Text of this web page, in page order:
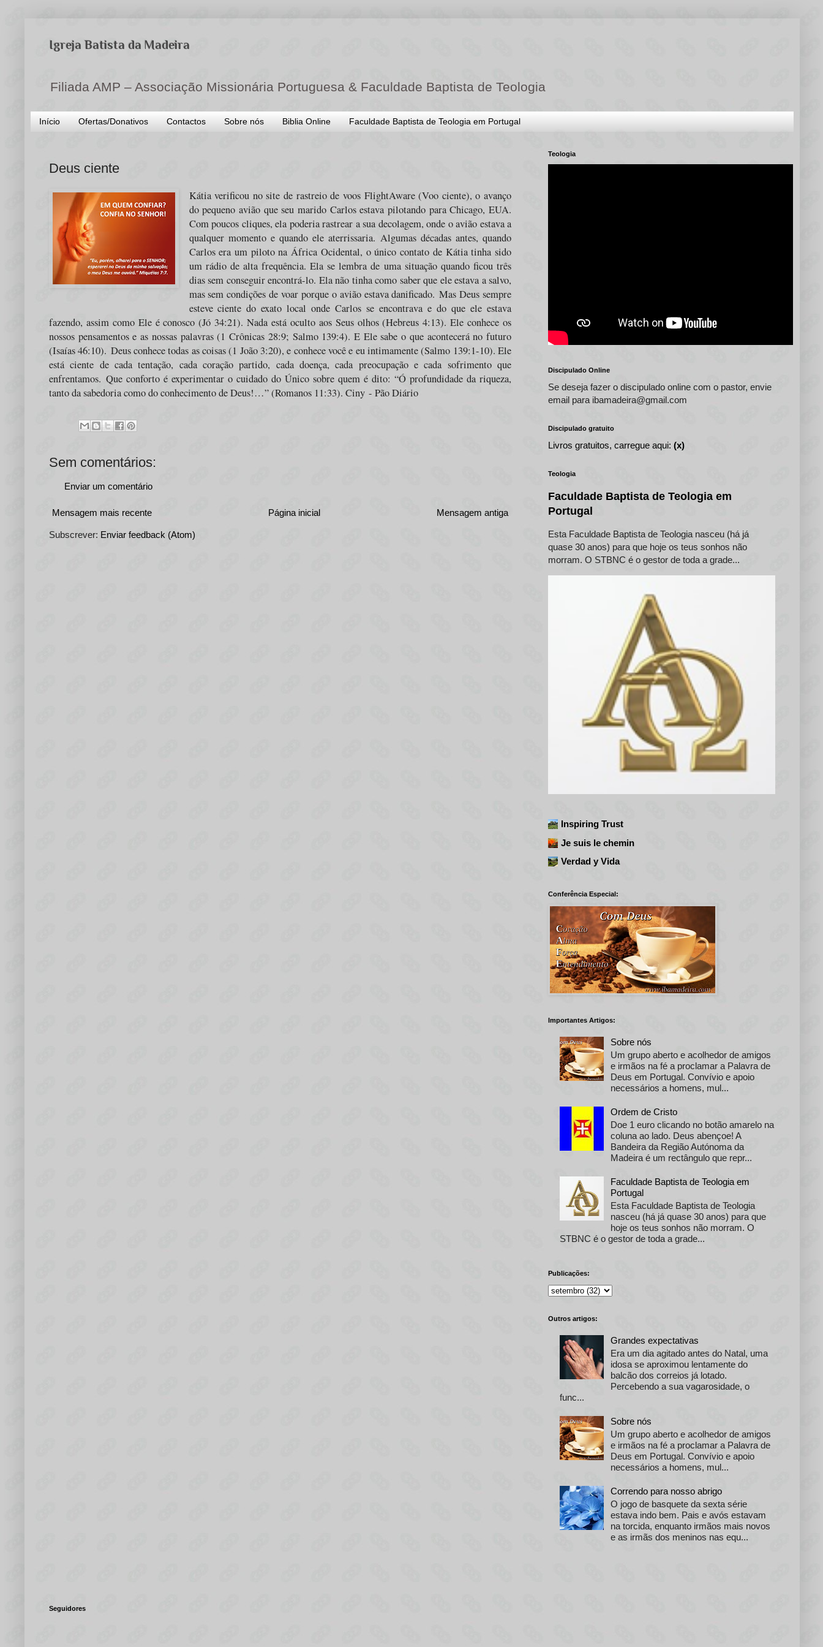
Igreja Batista da Madeira
Filiada AMP – Associação Missionária Portuguesa & Faculdade Baptista de Teologia
Início Ofertas/Donativos Contactos Sobre nós Biblia Online Faculdade Baptista de Teologia em Portugal
Deus ciente
Kátia verificou no site de rastreio de voos FlightAware (Voo ciente), o avanço
do pequeno avião que seu marido Carlos estava pilotando para Chicago, EUA.
Com poucos cliques, ela poderia rastrear a sua decolagem, onde o avião estava a
qualquer momento e quando ele aterrissaria. Algumas décadas antes, quando
Carlos era um piloto na África Ocidental, o único contato de Kátia tinha sido
um rádio de alta frequência. Ela se lembra de uma situação quando ficou três
dias sem conseguir encontrá-lo. Ela não tinha como saber que ele estava a salvo,
mas sem condições de voar porque o avião estava danificado.Mas Deus sempre
esteve ciente do exato local onde Carlos se encontrava e do que ele estava
fazendo, assim como Ele é conosco (Jó 34:21). Nada está oculto aos Seus olhos (Hebreus 4:13). Ele conhece os
nossos pensamentos e as nossas palavras (1 Crônicas 28:9; Salmo 139:4). E Ele sabe o que acontecerá no futuro
(Isaías 46:10). Deus conhece todas as coisas (1 João 3:20), e conhece você e eu intimamente (Salmo 139:1-10). Ele
está ciente de cada tentação, cada coração partido, cada doença, cada preocupação e cada sofrimento que
enfrentamos. Que conforto é experimentar o cuidado do Único sobre quem é dito: “Ó profundidade da riqueza,
tanto da sabedoria como do conhecimento de Deus!…” (Romanos 11:33). Ciny - Pão Diário
Sem comentários:
Enviar um comentário
Mensagem mais recente Mensagem antiga
Página inicial
Subscrever: Enviar feedback (Atom)
Teologia
Discipulado Online
Se deseja fazer o discipulado online com o pastor, envie
email para ibamadeira@gmail.com
Discipulado gratuito
Livros gratuitos, carregue aqui: (x)
Teologia
Faculdade Baptista de Teologia em
Portugal
Esta Faculdade Baptista de Teologia nasceu (há já
quase 30 anos) para que hoje os teus sonhos não
morram. O STBNC é o gestor de toda a grade...
Inspiring Trust
Je suis le chemin
Verdad y Vida
Conferência Especial:
Importantes Artigos:
Sobre nós
Um grupo aberto e acolhedor de amigos
e irmãos na fé a proclamar a Palavra de
Deus em Portugal. Convívio e apoio
necessários a homens, mul...
Ordem de Cristo
Doe 1 euro clicando no botão amarelo na
coluna ao lado. Deus abençoe! A
Bandeira da Região Autónoma da
Madeira é um rectângulo que repr...
Faculdade Baptista de Teologia em
Portugal
Esta Faculdade Baptista de Teologia
nasceu (há já quase 30 anos) para que
hoje os teus sonhos não morram. O
STBNC é o gestor de toda a grade...
Publicações:
Outros artigos:
Grandes expectativas
Era um dia agitado antes do Natal, uma
idosa se aproximou lentamente do
balcão dos correios já lotado.
Percebendo a sua vagarosidade, o
func...
Sobre nós
Um grupo aberto e acolhedor de amigos
e irmãos na fé a proclamar a Palavra de
Deus em Portugal. Convívio e apoio
necessários a homens, mul...
Correndo para nosso abrigo
O jogo de basquete da sexta série
estava indo bem. Pais e avós estavam
na torcida, enquanto irmãos mais novos
e as irmãs dos meninos nas equ...
Seguidores